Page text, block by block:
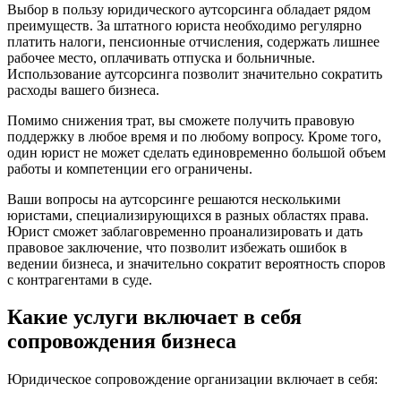
Выбор в пользу юридического аутсорсинга обладает рядом
преимуществ. За штатного юриста необходимо регулярно
платить налоги, пенсионные отчисления, содержать лишнее
рабочее место, оплачивать отпуска и больничные.
Использование аутсорсинга позволит значительно сократить
расходы вашего бизнеса.
Помимо снижения трат, вы сможете получить правовую
поддержку в любое время и по любому вопросу. Кроме того,
один юрист не может сделать единовременно большой объем
работы и компетенции его ограничены.
Ваши вопросы на аутсорсинге решаются несколькими
юристами, специализирующихся в разных областях права.
Юрист сможет заблаговременно проанализировать и дать
правовое заключение, что позволит избежать ошибок в
ведении бизнеса, и значительно сократит вероятность споров
с контрагентами в суде.
Какие услуги включает в себя
сопровождения бизнеса
Юридическое сопровождение организации включает в себя: